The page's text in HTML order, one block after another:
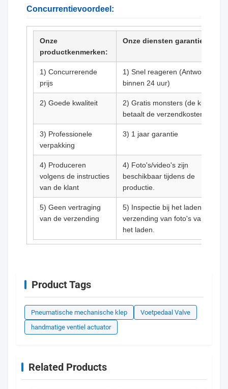
Concurrentievoordeel:
Onze
productkenmerken:
Onze diensten garantie:
1) Concurrerende
prijs
1) Snel reageren (Antwoord
binnen 24 uur)
2) Goede kwaliteit
2) Gratis monsters (de klant
betaalt de verzendkosten)
3) Professionele
verpakking
3) 1 jaar garantie
4) Produceren
volgens de instructies
van de klant
4) Foto's/video's zijn
beschikbaar tijdens de
productie.
5) Geen vertraging
van de verzending
5) Inspectie bij het laden en
verzending van foto's van
het laden.
Product Tags
Pneumatische mechanische klep
Voetpedaal Valve
handmatige ventiel actuator
Related Products